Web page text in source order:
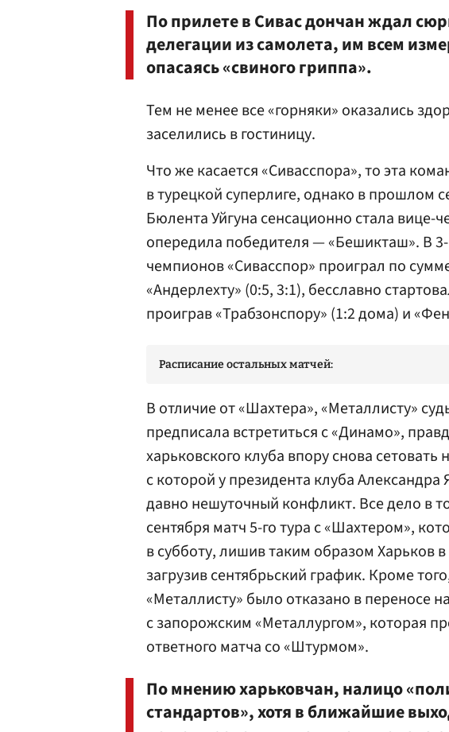
По прилете в Сивас дончан ждал
делегации из самолета, им всем
опасаясь «свиного гриппа».
Тем не менее все «горняки» оказались
заселились в гостиницу.
Что же касается «Сивасспора», то эта
в турецкой суперлиге, однако в прошлом
Бюлента Уйгуна сенсационно стала вице-
опередила победителя — «Бешикташ». В
чемпионов «Сивасспор» проиграл по
«Андерлехту» (0:5, 3:1), бесславно
проиграв «Трабзонспору» (1:2 дома) и
Расписание остальных матчей:
В отличие от «Шахтера», «Металлисту»
предписала встретиться с «Динамо»,
харьковского клуба впору снова
с которой у президента клуба Александра
давно нешуточный конфликт. Все дело в
сентября матч 5-го тура с «Шахтером»,
в субботу, лишив таким образом Харьков
загрузив сентябрьский график. Кроме
«Металлисту» было отказано в переносе
с запорожским «Металлургом», которая
ответного матча со «Штурмом».
По мнению харьковчан, налицо
стандартов», хотя в ближайшие